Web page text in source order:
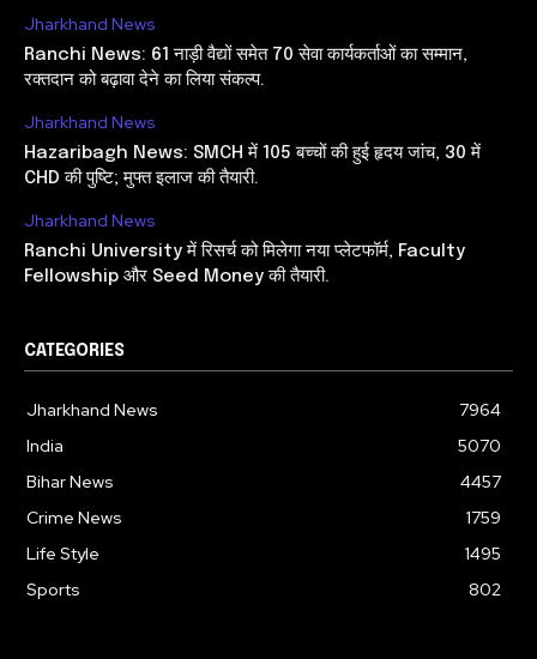
Jharkhand News
Ranchi News: 61 नाड़ी वैद्यों समेत 70 सेवा कार्यकर्ताओं का सम्मान,
रक्तदान को बढ़ावा देने का लिया संकल्प.
Jharkhand News
Hazaribagh News: SMCH में 105 बच्चों की हुई हृदय जांच, 30 में
CHD की पुष्टि; मुफ्त इलाज की तैयारी.
Jharkhand News
Ranchi University में रिसर्च को मिलेगा नया प्लेटफॉर्म, Faculty
Fellowship और Seed Money की तैयारी.
CATEGORIES
Jharkhand News
7964
India
5070
Bihar News
4457
Crime News
1759
Life Style
1495
Sports
802